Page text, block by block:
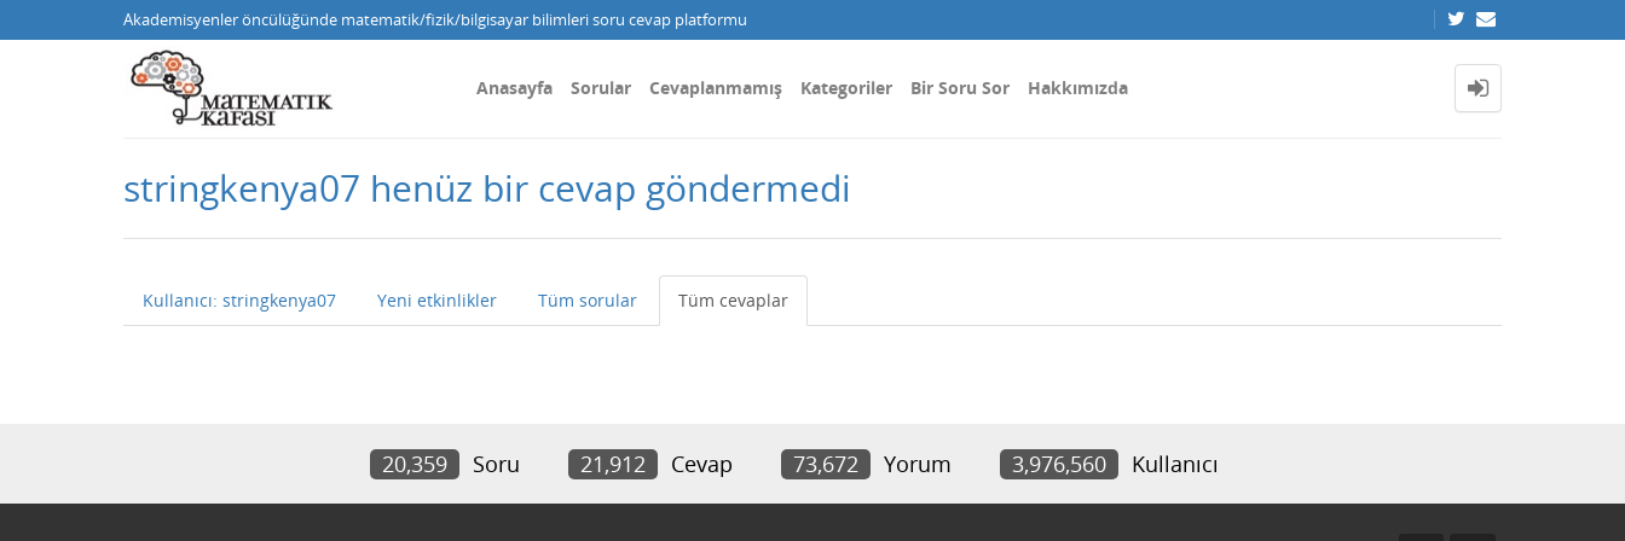
Akademisyenler öncülüğünde matematik/fizik/bilgisayar bilimleri soru cevap platformu
Anasayfa Sorular Cevaplanmamış Kategoriler Bir Soru Sor Hakkımızda
stringkenya07 henüz bir cevap göndermedi
Kullanıcı: stringkenya07 Yeni etkinlikler Tüm sorular Tüm cevaplar
20,359 Soru 21,912 Cevap 73,672 Yorum 3,976,560 Kullanıcı